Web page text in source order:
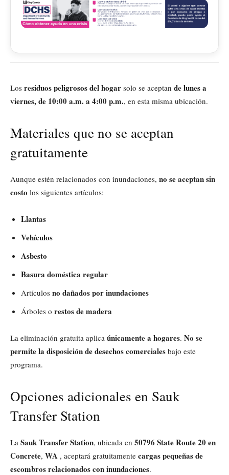
Los residuos peligrosos del hogar solo se aceptan de lunes a
viernes, de 10:00 a.m. a 4:00 p.m., en esta misma ubicación.
Materiales que no se aceptan
gratuitamente
Aunque estén relacionados con inundaciones, no se aceptan sin
costo los siguientes artículos:
Llantas
Vehículos
Asbesto
Basura doméstica regular
Artículos no dañados por inundaciones
Árboles o restos de madera
La eliminación gratuita aplica únicamente a hogares. No se
permite la disposición de desechos comerciales bajo este
programa.
Opciones adicionales en Sauk
Transfer Station
La Sauk Transfer Station, ubicada en 50796 State Route 20 en
Concrete, WA , aceptará gratuitamente cargas pequeñas de
escombros relacionados con inundaciones.